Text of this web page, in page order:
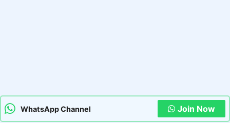
WhatsApp Channel Join Now